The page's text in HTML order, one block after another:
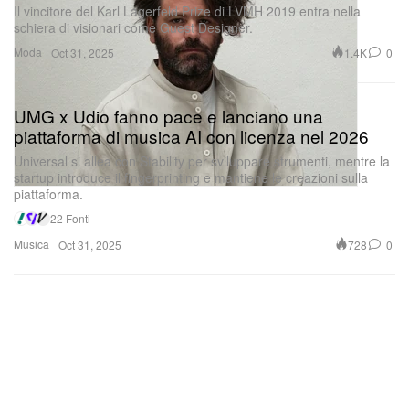
Moda
Il vincitore del Karl Lagerfeld Prize di LVMH 2019 entra nella
schiera di visionari come Guest Designer.
Oct 31, 2025 1.4K 0
Musica
UMG x Udio fanno pace e lanciano una
piattaforma di musica AI con licenza nel 2026
Universal si allea con Stability per sviluppare strumenti, mentre la
startup introduce il fingerprinting e mantiene le creazioni sulla
piattaforma.
22 Fonti
Oct 31, 2025
728 0